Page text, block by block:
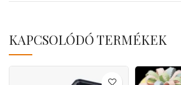
KAPCSOLÓDÓ TERMÉKEK